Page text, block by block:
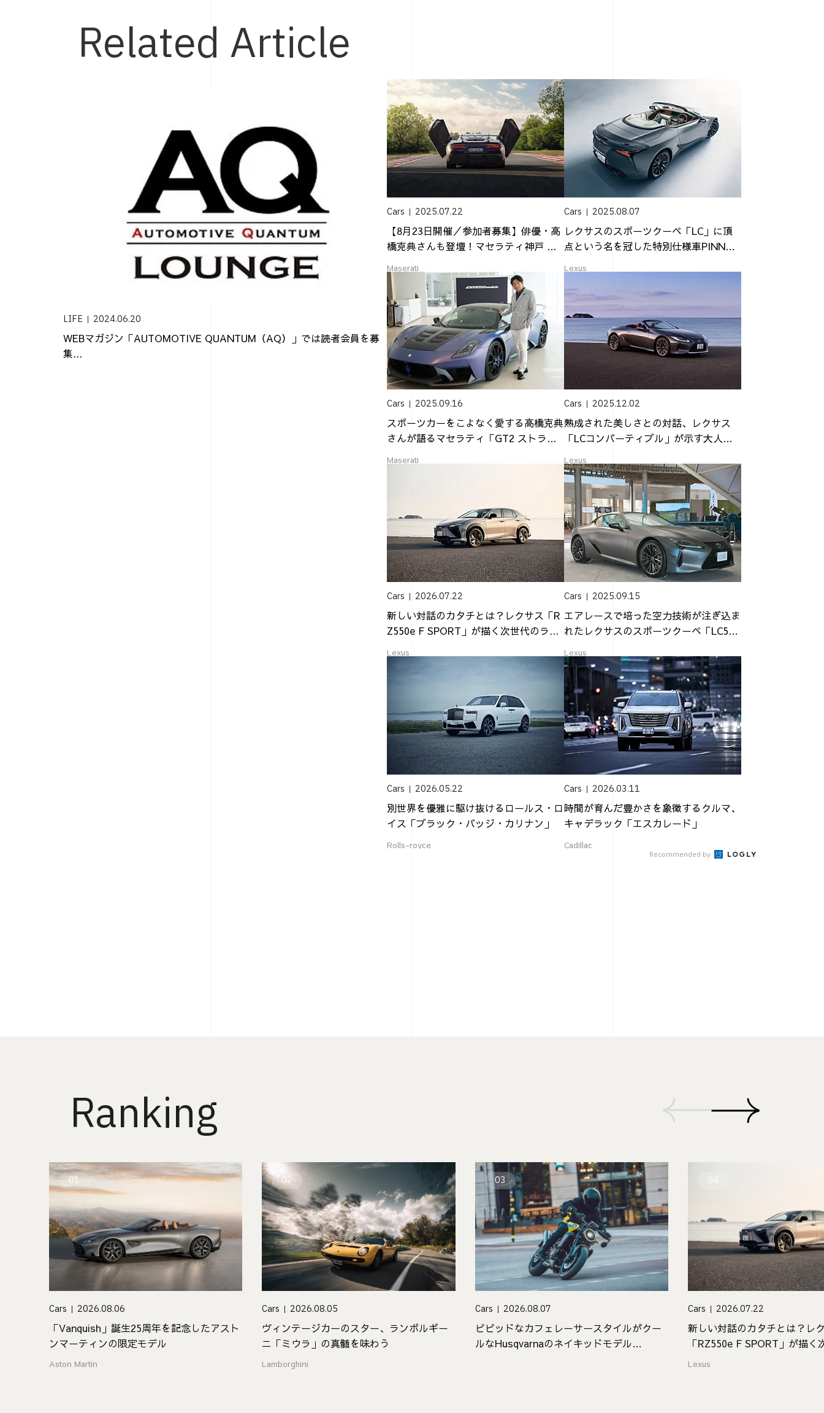
Related Article
LIFE 2024.06.20
WEBマガジン「AUTOMOTIVE QUANTUM（AQ）」では読者会員を募
集...
Cars 2025.07.22
【8月23日開催／参加者募集】俳優・高
橋克典さんも登壇！マセラティ神戸 GT
Maserati
Cars 2025.08.07
レクサスのスポーツクーペ「LC」に頂
点という名を冠した特別仕様車PINNAC
Lexus
Cars 2025.09.16
スポーツカーをこよなく愛する高橋克典
さんが語るマセラティ「GT2 ストラダ
Maserati
Cars 2025.12.02
熟成された美しさとの対話、レクサス
「LCコンバーティブル」が示す大人の
Lexus
Cars 2026.07.22
新しい対話のカタチとは？レクサス「R
Z550e F SPORT」が描く次世代のラ...
Lexus
Cars 2025.09.15
エアレースで培った空力技術が注ぎ込ま
れたレクサスのスポーツクーペ「LC50
Lexus
Cars 2026.05.22
別世界を優雅に駆け抜けるロールス・ロ
イス「ブラック・バッジ・カリナン」
Rolls-royce
Cars 2026.03.11
時間が育んだ豊かさを象徴するクルマ、
キャデラック「エスカレード」
Cadillac
Recommended by
Ranking
01
Cars 2026.08.06
「Vanquish」誕生25周年を記念したアスト
ンマーティンの限定モデル
Aston Martin
02
Cars 2026.08.05
ヴィンテージカーのスター、ランボルギー
ニ「ミウラ」の真髄を味わう
Lamborghini
03
Cars 2026.08.07
ビビッドなカフェレーサースタイルがクー
ルなHusqvarnaのネイキッドモデル
04
Cars 2026.07.22
新しい対話のカタチとは？レ
「RZ550e F SPORT」が描く
ジュアリー
Lexus